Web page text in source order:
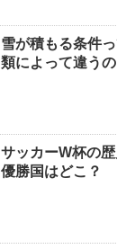
雪が積もる条件
類によって違うの
サッカーW杯の
優勝国はどこ？